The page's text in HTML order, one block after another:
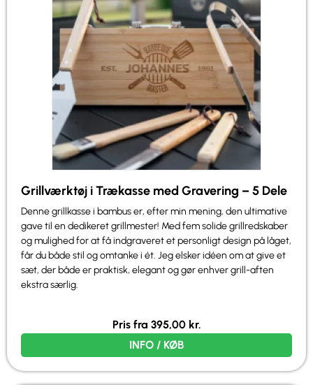
Grillværktøj i Trækasse med Gravering – 5 Dele
Denne grillkasse i bambus er, efter min mening, den ultimative
gave til en dedikeret grillmester! Med fem solide grillredskaber
og mulighed for at få indgraveret et personligt design på låget,
får du både stil og omtanke i ét. Jeg elsker idéen om at give et
sæt, der både er praktisk, elegant og gør enhver grill-aften
ekstra særlig.
Pris fra 395,00 kr.
INFO / KØB